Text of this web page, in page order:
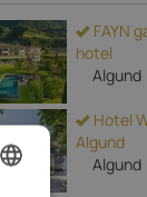
FAYN
hotel
Algund
Hotel
Algund
Algund